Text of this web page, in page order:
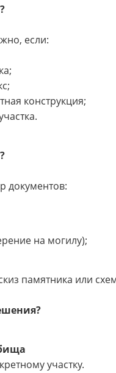
если:
конструкция;
документов:
на могилу);
памятника или
участку.